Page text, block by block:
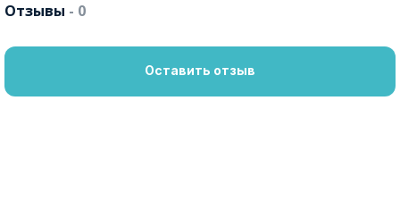
Отзывы - 0
Оставить отзыв